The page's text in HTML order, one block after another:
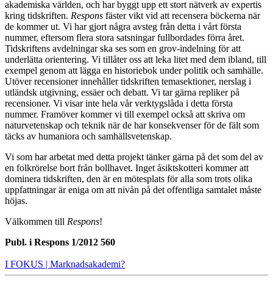
akademiska världen, och har byggt upp ett stort nätverk av expertis
kring tidskriften. Respons fäster vikt vid att recensera böckerna när
de kommer ut. Vi har gjort några avsteg från detta i vårt första
nummer, eftersom flera stora satsningar fullbordades förra året.
Tidskriftens avdelningar ska ses som en grov-indelning för att
underlätta orientering. Vi tillåter oss att leka litet med dem ibland, till
exempel genom att lägga en historiebok under politik och samhälle.
Utöver recensioner innehåller tidskriften temasektioner, nerslag i
utländsk utgivning, essäer och debatt. Vi tar gärna repliker på
recensioner. Vi visar inte hela vår verktygslåda i detta första
nummer. Framöver kommer vi till exempel också att skriva om
naturvetenskap och teknik när de har konsekvenser för de fält som
täcks av humaniora och samhällsvetenskap.
Vi som har arbetat med detta projekt tänker gärna på det som del av
en folkrörelse bort från bollhavet. Inget åsiktskotteri kommer att
dominera tidskriften, den är en mötesplats för alla som trots olika
uppfattningar är eniga om att nivån på det offentliga samtalet måste
höjas.
Välkommen till Respons!
Publ. iRespons 1/2012 560
I FOKUS | Marknadsakademi?